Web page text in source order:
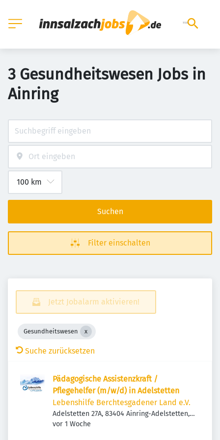
3 Gesundheitswesen Jobs in
Ainring
Suchen
Filter einschalten
Jetzt Jobalarm aktivieren!
Gesundheitswesen
Suche zurücksetzen
Pädagogische Assistenzkraft /
Pflegehelfer (m/w/d) in Adelstetten
Lebenshilfe Berchtesgadener Land e.V.
Adelstetten 27A, 83404 Ainring-Adelstetten,
Deutschland
Veröffentlicht
vor 1 Woche